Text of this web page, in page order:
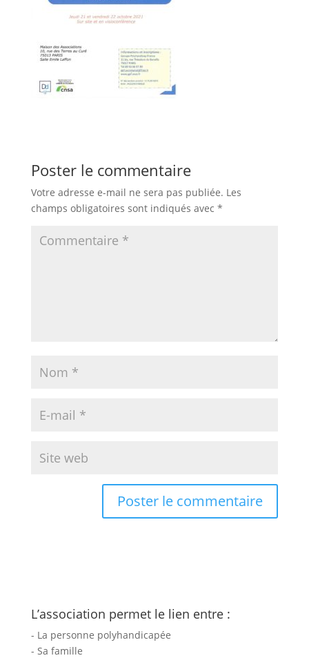
Poster le commentaire
Votre adresse e-mail ne sera pas publiée. Les
champs obligatoires sont indiqués avec *
L’association permet le lien entre :
- La personne polyhandicapée
- Sa famille